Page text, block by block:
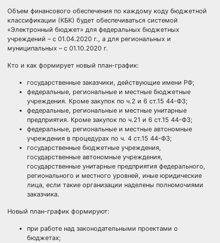
Объем финансового обеспечения по каждому коду бюджетной
классификации (КБК) будет обеспечиваться системой
«Электронный бюджет» для федеральных бюджетных
учреждений – с 01.04.2020 г., а для региональных и
муниципальных – с 01.10.2020 г.
Кто и как формирует новый план-график:
государственные заказчики, действующие имени РФ;
федеральные, региональные и местные бюджетные
учреждения. Кроме закупок по ч.2 и 6 ст.15 44-ФЗ;
федеральные, региональные и местные унитарные
предприятия. Кроме закупок по ч.21 и 6 ст.15 44-ФЗ;
федеральные, региональные и местные автономные
учреждения в процедурах по ч. 4 ст.15 44-ФЗ;
государственные бюджетные учреждения,
государственные автономные учреждения,
государственные унитарные предприятия федерального,
регионального и местного уровней, иные юридические
лица, если такие организации наделены полномочиями
заказчика.
Новый план-график формируют:
при работе над законодательными проектами о
бюджетах;